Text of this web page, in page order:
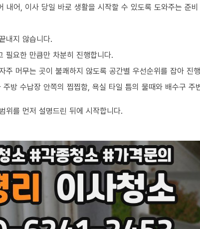
어, 이사 당일 바로 생활을 시작할 수 있도록 도와주는 준
내지 않습니다.
필요한 만큼만 차분히 진행합니다.
머무는 곳이 불쾌하지 않도록 공간별 우선순위를 잡아 진
방 수납장 안쪽의 찝찝함, 욕실 타일 틈의 물때와 배수구 주
위를 먼저 설명드린 뒤에 시작합니다.